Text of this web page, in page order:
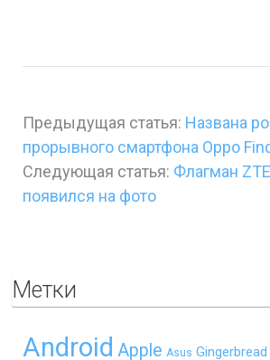
Предыдущая статья: Названа
прорывного смартфона Oppo
Следующая статья: Флагман
появился на фото
Метки
Android Apple Asus Gingerbread